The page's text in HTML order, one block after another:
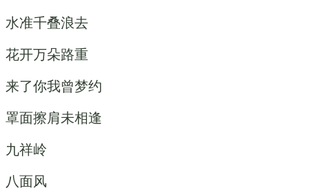
水准千叠浪去
花开万朵路重
来了你我曾梦约
罩面擦肩未相逢
九祥岭
八面风